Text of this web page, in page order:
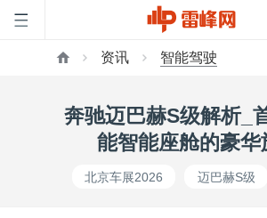
资讯 智能驾驶
奔驰迈巴赫S级解析_
能智能座舱的豪华
北京车展2026 迈巴赫S级